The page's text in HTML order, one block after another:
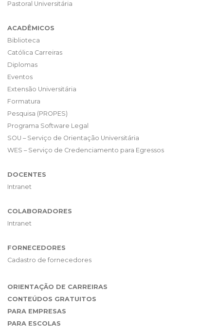
Pastoral Universitária
ACADÊMICOS
Biblioteca
Católica Carreiras
Diplomas
Eventos
Extensão Universitária
Formatura
Pesquisa (PROPES)
Programa Software Legal
SOU – Serviço de Orientação Universitária
WES – Serviço de Credenciamento para Egressos
DOCENTES
Intranet
COLABORADORES
Intranet
FORNECEDORES
Cadastro de fornecedores
ORIENTAÇÃO DE CARREIRAS
CONTEÚDOS GRATUITOS
PARA EMPRESAS
PARA ESCOLAS